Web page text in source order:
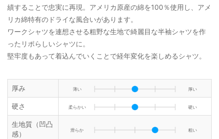
績することで忠実に再現。アメリカ原産の綿を100％使用し、アメ
リカ綿特有のドライな風合いがあります。
ワークシャツを連想させる粗野な生地で綺麗目な半袖シャツを作
ったリポらしいシャツに。
堅牢度もあって着込んでいくことで経年変化を楽しめるシャツ。
厚み 薄い 厚い
硬さ 柔らかい 硬い
生地質（凹凸
感）
滑らか 粗い